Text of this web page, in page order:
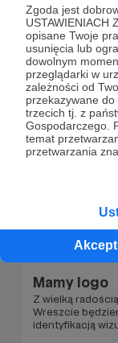
Zgoda jest
USTAWIENIACH
opisane Twoje
usunięcia lub
dowolnym
przeglądarki w
zależności od
przekazywane
trzecich tj. z
Gospodarczego.
temat
przetwarzania
bez sloganu
17.06.2021 ● Brak
Mamy logo
Z wielką
Wreszcie
identyfikacją